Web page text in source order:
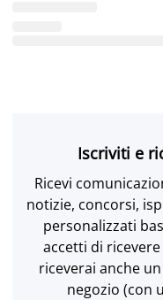
Iscriviti e
Ricevi
notizie, concorsi,
personalizzati
accetti di
riceverai anche
negozio (con